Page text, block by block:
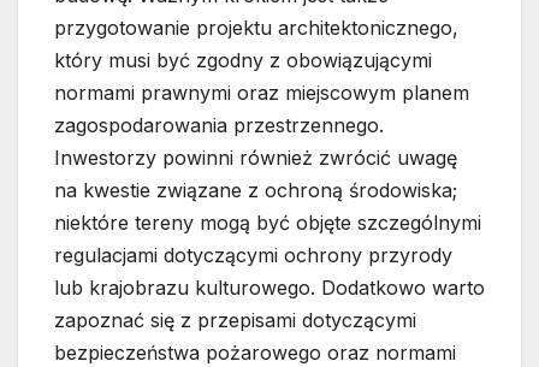
przygotowanie projektu architektonicznego,
który musi być zgodny z obowiązującymi
normami prawnymi oraz miejscowym planem
zagospodarowania przestrzennego.
Inwestorzy powinni również zwrócić uwagę
na kwestie związane z ochroną środowiska;
niektóre tereny mogą być objęte szczególnymi
regulacjami dotyczącymi ochrony przyrody
lub krajobrazu kulturowego. Dodatkowo warto
zapoznać się z przepisami dotyczącymi
bezpieczeństwa pożarowego oraz normami